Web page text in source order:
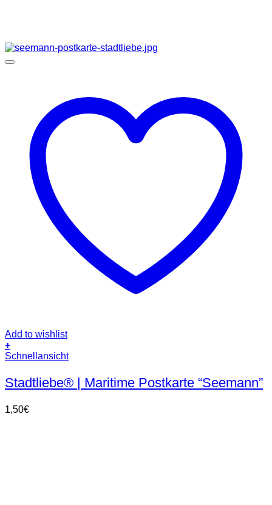
Add to wishlist
+
Schnellansicht
Stadtliebe® | Maritime Postkarte “Seemann”
1,50€